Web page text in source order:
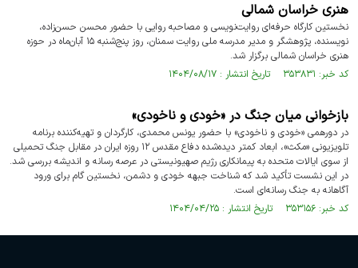
هنری خراسان شمالی
نخستین کارگاه حرفه‌ای روایت‌نویسی و مصاحبه‌ روایی با حضور محسن حسن‌زاده،
نویسنده، پژوهشگر و مدیر مدرسه ملی روایت سمنان، روز پنج‌شنبه ۱۵ آبان‌ماه در حوزه
هنری خراسان شمالی برگزار شد.
کد خبر: ۳۵۳۸۳۱ تاریخ انتشار : ۱۴۰۴/۰۸/۱۷
بازخوانی میان جنگ در «خودی و ناخودی»
در دورهمی «خودی و ناخودی» با حضور یونس محمدی، کارگردان و تهیه‌کننده برنامه
تلویزیونی «مکث»، ابعاد کمتر دیده‌شده دفاع مقدس ۱۲ روزه ایران در مقابل جنگ تحمیلی
از سوی ایالات متحده به پیمانکاری رژیم صهیونیستی در عرصه رسانه و اندیشه بررسی شد.
در این نشست تأکید شد که شناخت جبهه خودی و دشمن، نخستین گام برای ورود
آگاهانه به جنگ رسانه‌ای است.
کد خبر: ۳۵۳۱۵۶ تاریخ انتشار : ۱۴۰۴/۰۴/۲۵